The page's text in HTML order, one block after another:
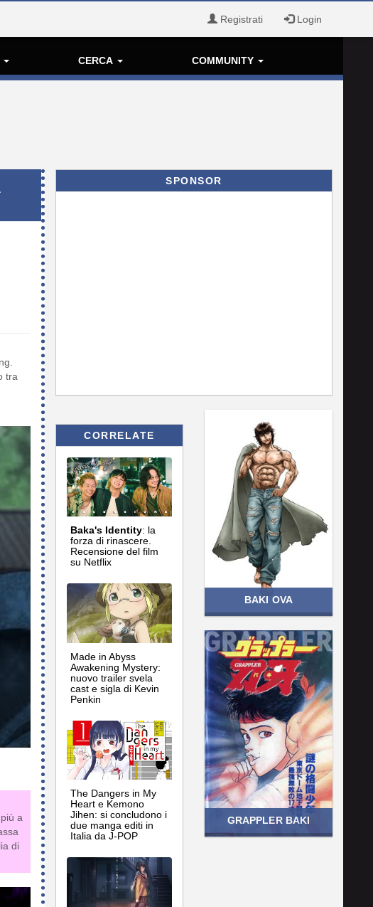
Registrati Login
CERCA COMMUNITY
tra
a
di
SPONSOR
CORRELATE
Baka's Identity: la
forza di rinascere.
Recensione del film
su Netflix
Made in Abyss
Awakening Mystery:
nuovo trailer svela
cast e sigla di Kevin
Penkin
The Dangers in My
Heart e Kemono
Jihen: si concludono i
due manga editi in
Italia da J-POP
BAKI OVA
GRAPPLER BAKI